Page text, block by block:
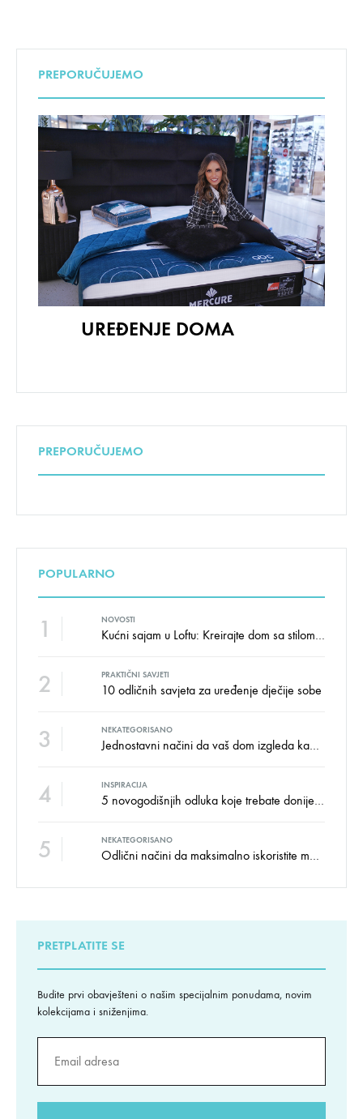
PREPORUČUJEMO
UREĐENJE DOMA
PREPORUČUJEMO
POPULARNO
1 NOVOSTI
Kućni sajam u Loftu: Kreirajte dom sa stilom i udobnošću uz velike uštede!
2 PRAKTIČNI SAVJETI
10 odličnih savjeta za uređenje dječije sobe
3 NEKATEGORISANO
Jednostavni načini da vaš dom izgleda kao salon namještaja
4 INSPIRACIJA
5 novogodišnjih odluka koje trebate donijeti u vezi izgleda doma
5 NEKATEGORISANO
Odlični načini da maksimalno iskoristite male prostore
PRETPLATITE SE
Budite prvi obavješteni o našim specijalnim ponudama, novim
kolekcijama i sniženjima.